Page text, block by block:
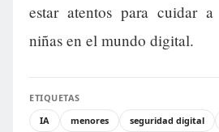
estar atentos para cuidar
niñas en el mundo digital.
ETIQUETAS
IA
menores seguridad digital